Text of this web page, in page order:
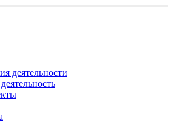
деятельности